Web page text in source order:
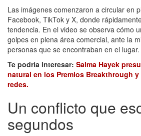
Las imágenes comenzaron a circular en
Facebook, TikTok y X, donde
tendencia. En el video se observa cómo
golpes en plena área comercial, ante la
personas que se encontraban en el lugar.
Te podría interesar: Salma Hayek
natural en los Premios Breakthrough
redes.
Un conflicto que
segundos